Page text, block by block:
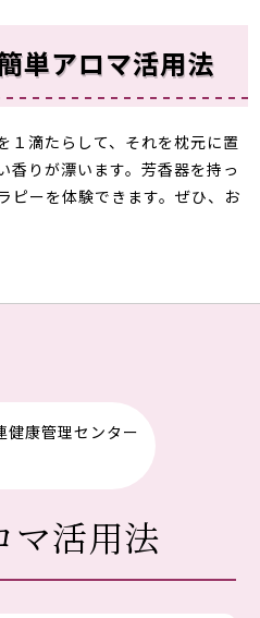
単アロマ活用法
１滴たらして、それを枕元に置
香りが漂います。芳香器を持っ
ピーを体験できます。ぜひ、お
マ活用法